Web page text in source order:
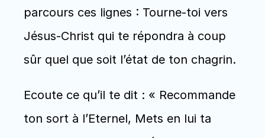
parcours ces lignes : Tourne-toi vers
Jésus-Christ qui te répondra à coup
sûr quel que soit l’état de ton chagrin.
Ecoute ce qu’il te dit : « Recommande
ton sort à l’Eternel, Mets en lui ta